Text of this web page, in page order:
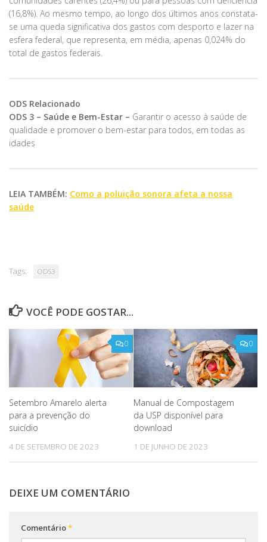
(16,8%). Ao mesmo tempo, ao longo dos últimos anos constata-
se uma queda significativa dos gastos com desporto e lazer na
esfera federal, que representa, em média, apenas 0,024% do
total de gastos federais.
ODS Relacionado
ODS 3 – Saúde e Bem-Estar – Garantir o acesso à saúde de
qualidade e promover o bem-estar para todos, em todas as
idades
LEIA TAMBÉM: Como a poluição sonora afeta a nossa
saúde
Tags: ODS3
VOCÊ PODE GOSTAR...
0
Setembro Amarelo alerta
para a prevenção do
suicídio
4 DE SETEMBRO DE 2023
0
Manual de Compostagem
da USP disponível para
download
1 DE JUNHO DE 2023
DEIXE UM COMENTÁRIO
Comentário*